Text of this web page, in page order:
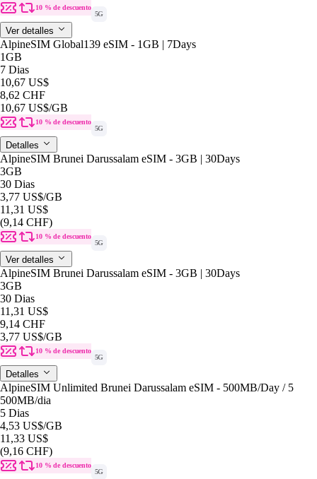
10 % de descuento
5G
Ver detalles
AlpineSIM Global139 eSIM - 1GB | 7Days
1GB
7 Dias
10,67 US$
8,62 CHF
10,67 US$/GB
10 % de descuento
5G
Detalles
AlpineSIM Brunei Darussalam eSIM - 3GB | 30Days
3GB
30 Dias
3,77 US$/GB
11,31 US$
(9,14 CHF)
10 % de descuento
5G
Ver detalles
AlpineSIM Brunei Darussalam eSIM - 3GB | 30Days
3GB
30 Dias
11,31 US$
9,14 CHF
3,77 US$/GB
10 % de descuento
5G
Detalles
AlpineSIM Unlimited Brunei Darussalam eSIM - 500MB/Day / 5
500MB/dia
5 Dias
4,53 US$/GB
11,33 US$
(9,16 CHF)
10 % de descuento
5G